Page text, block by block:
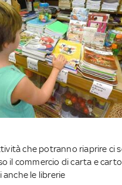
che potranno riaprire ci
il commercio di carta e
le librerie